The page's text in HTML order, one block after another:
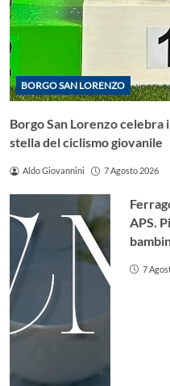
BORGO SAN LORENZO
Borgo San Lorenzo
stella del ciclismo giovanile
Aldo Giovannini 7 Agosto 2026
APS.
7